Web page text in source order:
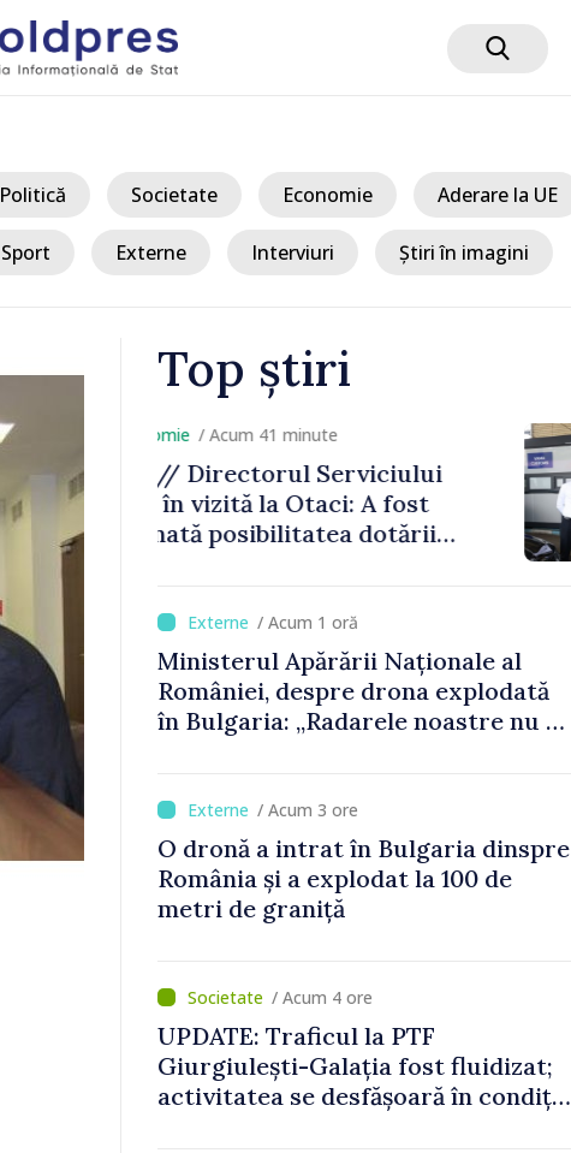
Politică Societate Economie Aderare la UE
Sport Externe Interviuri Știri în imagini
Top știri
/ Acum 1 oră
VIDEO // Călărași formează cel mai
mare cluster de amalgamare
voluntară din Republica Moldova.
/ Acum 1 oră
Ministerul Apărării Naționale al
României, despre drona explodată
în Bulgaria: „Radarele noastre nu au
/ Acum 3 ore
O dronă a intrat în Bulgaria dinspre
România și a explodat la 100 de
metri de graniță
/ Acum 4 ore
UPDATE: Traficul la PTF
Giurgiulești-Galația fost fluidizat;
activitatea se desfășoară în condiții